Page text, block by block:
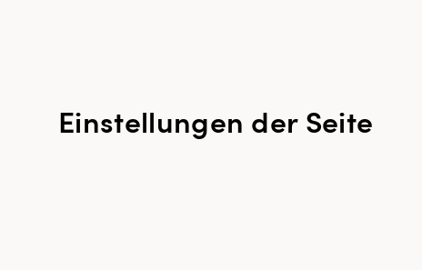
Einstellungen der Seite